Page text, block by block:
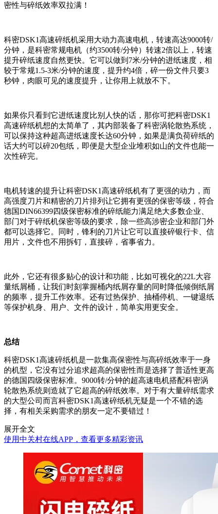
密性与碎纸效率双拉满！
科密DSK1高速碎纸机采用大动力高速电机，转速高达9000转/
分钟，是科密常规电机（约3500转/分钟）转速2倍以上，转速
提升碎纸速度自然更快。它可以做到7米/分钟的进纸速度，相
较于常规1.5-3米/分钟的速度，提升约4倍，碎一份文件只要3
秒钟，肉眼可见的速度提升，让你用上就放不下。
如果你只看到它进纸速度比别人快的话，那你可把科密DSK1
高速碎纸机想的太简单了，其内部装备了科密涡轮散热系统，
可以保持这种超高进纸速度长达60分钟，如果是满负荷碎纸的
话大约可以碎20包纸，即便是大型企业堆积如山的文件也能一
次性碎完。
电机转速的提升让科密DSK1高速碎纸机有了更强的动力，而
高强度刀片和精密的刀片排列让它拥有更强的保密等级，符合
德国DIN66399四级保密标准的碎纸能力满足绝大多数企业、
部门对于碎纸机保密等级的要求，除一些高涉密企业和部门外
都可以选择它。同时，锋利的刀片让它可以直接碎银行卡、信
用片，文件也不用拆钉，直接碎，省事省力。
此外，它还有很多贴心的设计和功能，比如可视化的22L大容
量纸屑桶，让我们时刻掌握桶内纸屑存量的同时降低倾倒纸屑
的频率，提升工作效率。还有过热保护、抽桶停机、一键退纸
等保护机身、用户、文件的设计，简单实用更安全。
总结
科密DSK1高速碎纸机是一款集高保密性与高碎纸效率于一身
的机型，它没有过分追求超高的保密性而是选择了普适性更高
的德国四级保密标准。9000转/分钟的超高速电机搭配科密涡
轮散热系统则造就了它超高的碎纸效率。对于有大量碎纸需求
的大型公司而言科密DSK1高速碎纸机无疑是一个不错的选
择，有相关采购需求的朋友一定不要错过！
展开全文
使用中关村在线APP，查看更多精彩资讯